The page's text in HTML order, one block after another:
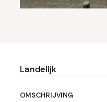
Landelijk
OMSCHRIJVING